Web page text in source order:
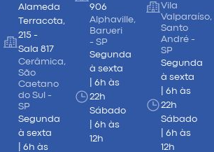
Alameda
Terracota,
215 -
Sala 817
Cerâmica,
São
Caetano
do Sul -
SP
Segunda
à sexta
| 6h às
906
Alphaville,
Barueri
- SP
Segunda
à sexta
| 6h às
22h
Sábado
| 6h às
12h
Vila
Valparaíso,
Santo
André -
SP
Segunda
à sexta
| 6h às
22h
Sábado
| 6h às
12h